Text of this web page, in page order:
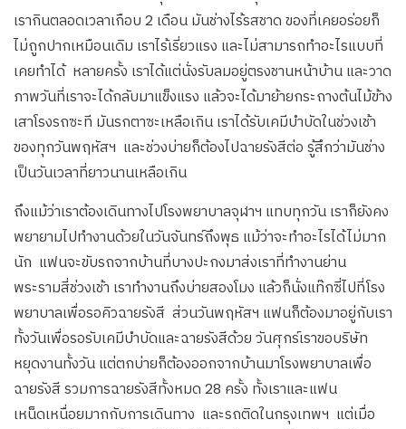
เรากินตลอดเวลาเกือบ 2 เดือน มันช่างไร้รสชาด ของที่เคยอร่อยก็
ไม่ถูกปากเหมือนเดิม เราไร้เรี่ยวแรง และไม่สามารถทำอะไรแบบที่
เคยทำได้ หลายครั้ง เราได้แต่นั่งรับลมอยู่ตรงชานหน้าบ้าน และวาด
ภาพวันที่เราจะได้กลับมาแข็งแรง แล้วจะได้มาย้ายกระถางต้นไม้ข้าง
เสาโรงรถซะที มันรกตาซะเหลือเกิน เราได้รับเคมีบำบัดในช่วงเช้า
ของทุกวันพฤหัสฯ และช่วงบ่ายก็ต้องไปฉายรังสีต่อ รู้สึกว่ามันช่าง
เป็นวันเวลาที่ยาวนานเหลือเกิน
ถึงแม้ว่าเราต้องเดินทางไปโรงพยาบาลจุฬาฯ แทบทุกวัน เราก็ยังคง
พยายามไปทำงานด้วยในวันจันทร์ถึงพุธ แม้ว่าจะทำอะไรได้ไม่มาก
นัก แฟนจะขับรถจากบ้านที่บางปะกงมาส่งเราที่ทำงานย่าน
พระรามสี่ช่วงเช้า เราทำงานถึงบ่ายสองโมง แล้วก็นั่งแท๊กซี่ไปที่โรง
พยาบาลเพื่อรอคิวฉายรังสี ส่วนวันพฤหัสฯ แฟนก็ต้องมาอยู่กับเรา
ทั้งวันเพื่อรอรับเคมีบำบัดและฉายรังสีด้วย วันศุกร์เราขอบริษัท
หยุดงานทั้งวัน แต่ตกบ่ายก็ต้องออกจากบ้านมาโรงพยาบาลเพื่อ
ฉายรังสี รวมการฉายรังสีทั้งหมด 28 ครั้ง ทั้งเราและแฟน
เหน็ดเหนื่อยมากกับการเดินทาง และรถติดในกรุงเทพฯ แต่เมื่อ